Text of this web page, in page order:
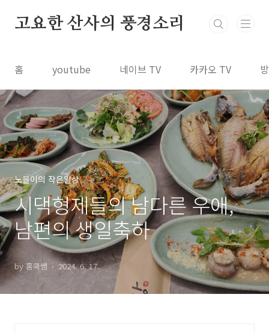
고요한 산사의 풍경소리
홈 youtube 네이브 TV 카카오 TV
노을이의 작은일상
시댁형제들의 남다른 우애,
남편의 생일축하
by 홈쿡쌤 2024. 6. 17.